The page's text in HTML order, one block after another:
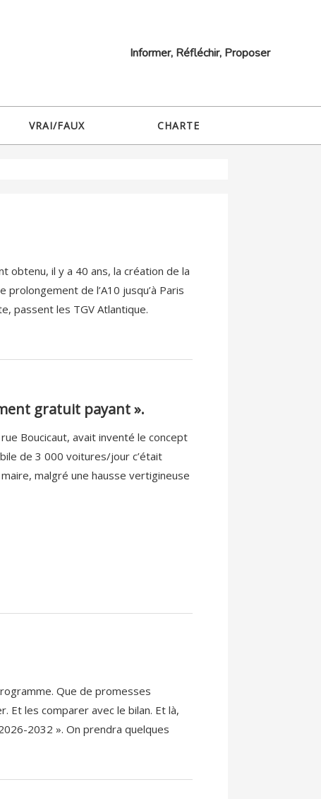
Informer, Réfléchir, Proposer
VRAI/FAUX CHARTE
obtenu, il y a 40 ans, la création de la
de l’A10 jusqu’à Paris
passent les TGV Atlantique.
gratuit payant ».
Boucicaut, avait inventé le concept
de 3 000 voitures/jour c’était
malgré une hausse vertigineuse
Que de promesses
Et les comparer avec le bilan. Et là,
2032 ». On prendra quelques